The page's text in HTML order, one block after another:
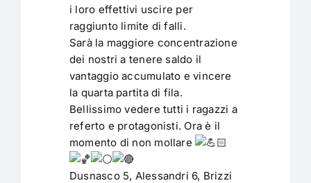
i loro effettivi uscire per
raggiunto limite di falli.
Sarà la maggiore concentrazione
dei nostri a tenere saldo il
vantaggio accumulato e vincere
la quarta partita di fila.
Bellissimo vedere tutti i ragazzi a
referto e protagonisti. Ora è il
momento di non mollare
Dusnasco 5, Alessandri 6, Brizzi